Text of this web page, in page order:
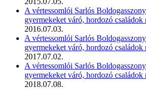
A vértessomlói Sarlós
gyermekeket váró, hordozó családok
2016.07.03.
A vértessomlói Sarlós
gyermekeket váró, hordozó családok
2017.07.02.
A vértessomlói Sarlós
gyermekeket váró, hordozó családok
2018.07.08.